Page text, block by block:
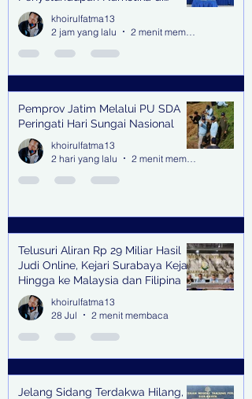
Bandara Juanda
khoirulfatma13
2 jam yang lalu
Pemprov Jatim Melalui PU SDA
Peringati Hari Sungai Nasional
khoirulfatma13
2 hari yang lalu
Telusuri Aliran Rp 29 Miliar Hasil
Judi Online, Kejari Surabaya Kejar
Hingga ke Malaysia dan Filipina
khoirulfatma13
28 Jul
2 menit membaca
Jelang Sidang Terdakwa Hilang,